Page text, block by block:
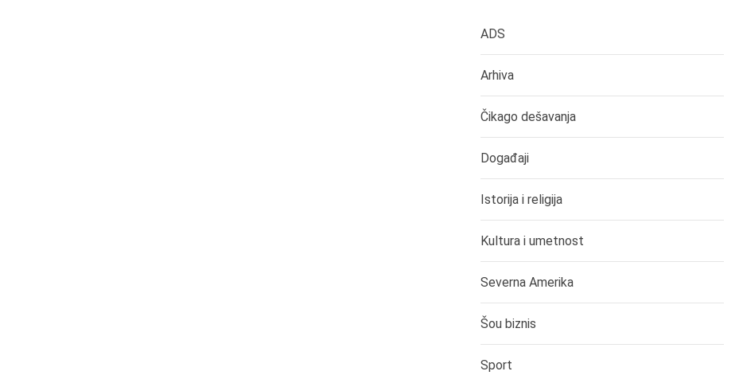
ADS
Arhiva
Čikago dešavanja
Događaji
Istorija i religija
Kultura i umetnost
Severna Amerika
Šou biznis
Sport